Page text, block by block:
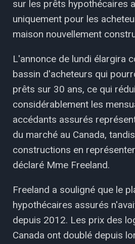
sur les prêts hypothécaires
uniquement pour les
maison nouvellement
L'annonce de lundi élargira
bassin d'acheteurs qui
prêts sur 30 ans, ce qui
considérablement les
accédants assurés
du marché au Canada,
constructions en
déclaré Mme Freeland.
Freeland a souligné que le
hypothécaires assurés
depuis 2012. Les prix des
Canada ont doublé depuis